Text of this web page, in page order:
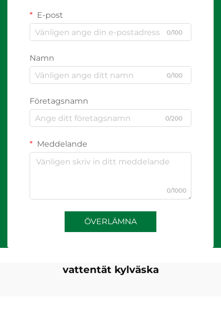
E-post
0/100
Namn
0/100
Företagsnamn
0/200
Meddelande
0/1000
ÖVERLÄMNA
vattentät kylväska